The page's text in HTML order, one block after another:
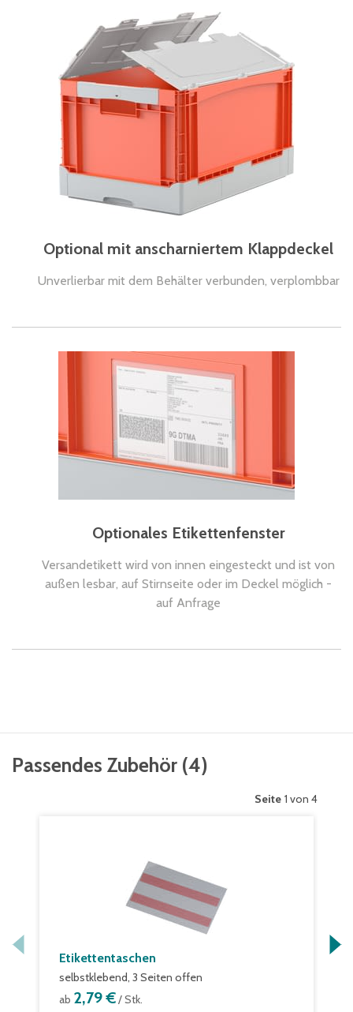
Optional mit anscharniertem Klappdeckel
Unverlierbar mit dem Behälter verbunden, verplombbar
Optionales Etikettenfenster
Versandetikett wird von innen eingesteckt und ist von
außen lesbar, auf Stirnseite oder im Deckel möglich -
auf Anfrage
Passendes Zubehör (4)
Seite 1 von 4
Etikettentaschen
selbstklebend, 3 Seiten offen
ab 2,79 €/ Stk.